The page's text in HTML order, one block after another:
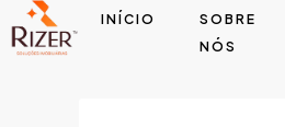
INÍCIO
SOBRE
NÓS